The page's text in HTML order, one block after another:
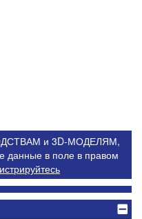
и 3D-МОДЕЛЯМ,
данные в поле в правом